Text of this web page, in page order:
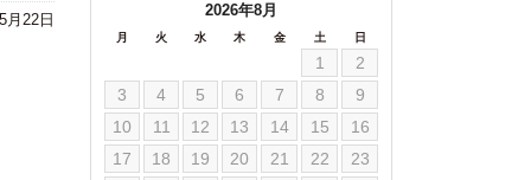
月22日
2026年8月
月 火 水 木 金 土 日
1
2
3
4 5 6 7 8
9
10
11 12 13 14 15
16
17
18 19 20 21 22
23